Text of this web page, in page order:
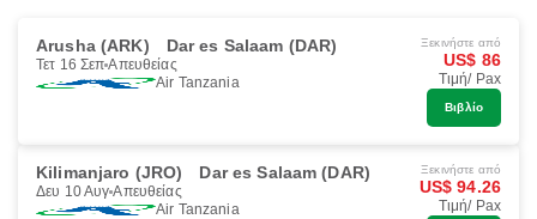
Arusha (ARK) Dar es Salaam (DAR)
Τετ 16 Σεπ Απευθείας
Air Tanzania
Ξεκινήστε από
US$ 86
Τιμή/ Pax
Βιβλίο
Kilimanjaro (JRO) Dar es Salaam (DAR)
Δευ 10 Αυγ Απευθείας
Air Tanzania
Ξεκινήστε από
US$ 94.26
Τιμή/ Pax